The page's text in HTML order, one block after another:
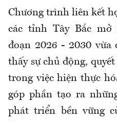
Chương trình liên kết
các tỉnh Tây Bắc mở
đoạn 2026 - 2030
thấy sự chủ động,
trong việc hiện thực
góp phần tạo ra
phát triển bền vững